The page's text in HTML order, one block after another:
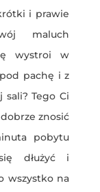
i prawie
maluch
wystroi w
pachę i z
Tego Ci
znosić
pobytu
dłużyć i
wszystko na